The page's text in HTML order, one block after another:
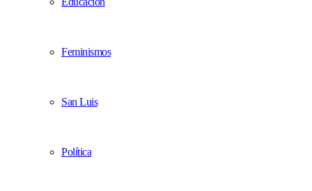
Feminismos
San Luis
Política